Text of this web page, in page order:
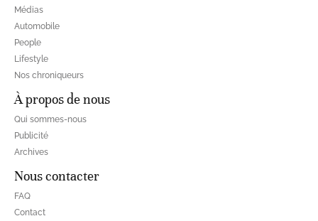
Médias
Automobile
People
Lifestyle
Nos chroniqueurs
À propos de nous
Qui sommes-nous
Publicité
Archives
Nous contacter
FAQ
Contact